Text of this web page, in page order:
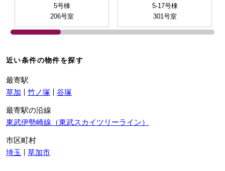
5号棟
206号室
5-17号棟
301号室
近い条件の物件を探す
最寄駅
草加
竹ノ塚 谷塚
最寄駅の沿線
東武伊勢崎線（東武スカイツリーライン）
市区町村
埼玉
草加市